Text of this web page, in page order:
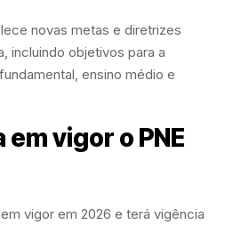
novas metas e diretrizes
incluindo objetivos para a
ensino médio e
vigor o PNE
vigor em 2026 e terá vigência